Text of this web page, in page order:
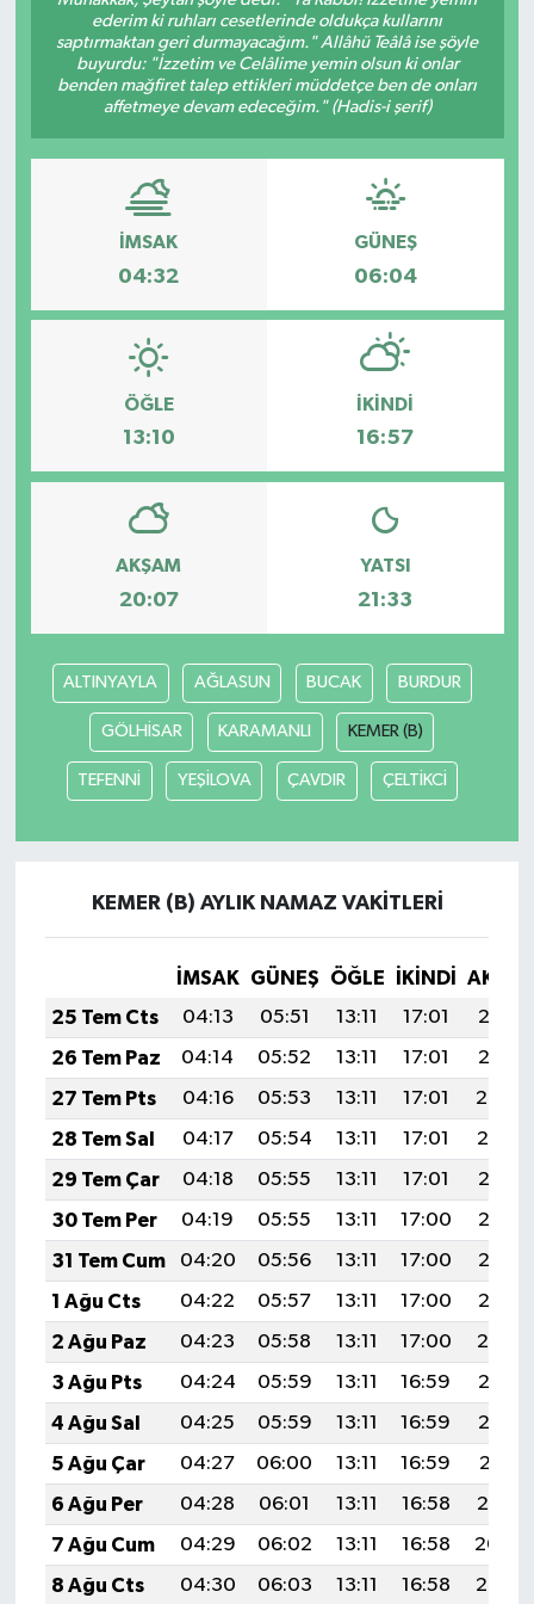
ederim ki ruhları cesetlerinde oldukça kullarını
saptırmaktan geri durmayacağım." Allâhü Teâlâ ise şöyle
buyurdu: "İzzetim ve Celâlime yemin olsun ki onlar
benden mağfiret talep ettikleri müddetçe ben de onları
affetmeye devam edeceğim." (Hadis-i şerif)
İMSAK
04:32
GÜNEŞ
06:04
ÖĞLE
13:10
İKINDI
16:57
AKŞAM
20:07
YATSI
21:33
ALTINYAYLA AĞLASUN BUCAK BURDUR
GÖLHİSAR KARAMANLI KEMER (B)
TEFENNİ YEŞİLOVA ÇAVDIR ÇELTİKCİ
KEMER (B) AYLIK NAMAZ VAKITLERI
İMSAK GÜNEŞ ÖĞLE İKINDI
25 Tem Cts
04:13 05:51 13:11 17:01
20:21
26 Tem Paz
04:14 05:52 13:11 17:01
20:21
27 Tem Pts
04:16 05:53 13:11 17:01
20:20
28 Tem Sal
04:17 05:54 13:11 17:01
20:19
29 Tem Çar
04:18 05:55 13:11 17:01
20:18
30 Tem Per
04:19 05:55 13:11 17:00
20:17
31 Tem Cum
04:20 05:56 13:11 17:00
20:16
1 Ağu Cts
04:22 05:57 13:11 17:00
20:15
2 Ağu Paz
04:23 05:58 13:11 17:00
20:14
3 Ağu Pts
04:24 05:59 13:11 16:59
20:13
4 Ağu Sal
04:25 05:59 13:11 16:59
20:12
5 Ağu Çar
04:27 06:00 13:11 16:59
20:11
6 Ağu Per
04:28 06:01 13:11 16:58
20:10
7 Ağu Cum
04:29 06:02 13:11 16:58
20:09
8 Ağu Cts
04:30 06:03 13:11 16:58 20:08
Dünya
Resmi Reklamlar